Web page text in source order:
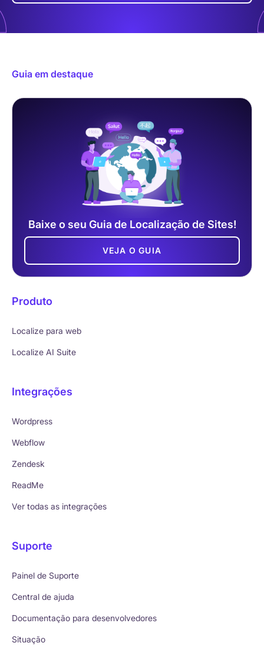
Guia em destaque
Baixe o seu Guia de Localização de Sites!
VEJA O GUIA
Produto
Localize para web
Localize AI Suite
Integrações
Wordpress
Webflow
Zendesk
ReadMe
Ver todas as integrações
Suporte
Painel de Suporte
Central de ajuda
Documentação para desenvolvedores
Situação